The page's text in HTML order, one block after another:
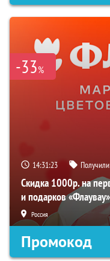
-33%
14:31:22
Скидка 1000р. на
и подарков «Флаувау»
Россия
Промокод